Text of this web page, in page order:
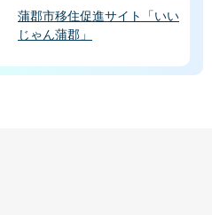
蒲郡市移住促進サイト「いい
じゃん蒲郡」